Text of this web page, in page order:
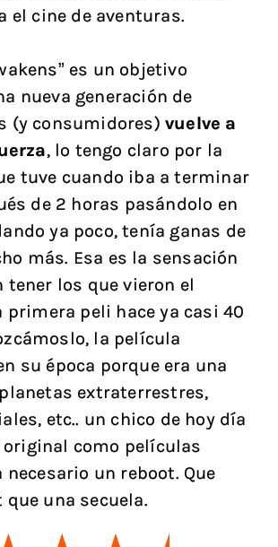
el cine de aventuras.
es un objetivo
nueva generación de
(y consumidores)vuelve a
, lo tengo claro por la
tuve cuando iba a terminar
de 2 horas pasándolo en
ya poco, tenía ganas de
más. Esa es la sensación
tener los que vieron el
primera peli hace ya casi 40
la película
su época porque era una
extraterrestres,
etc.. un chico de hoy día
como películas
un reboot. Que
una secuela.